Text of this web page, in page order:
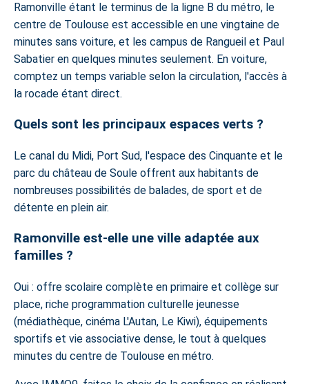
Ramonville étant le terminus de la ligne B du métro, le
centre de Toulouse est accessible en une vingtaine de
minutes sans voiture, et les campus de Rangueil et Paul
Sabatier en quelques minutes seulement. En voiture,
comptez un temps variable selon la circulation, l'accès à
la rocade étant direct.
Quels sont les principaux espaces verts ?
Le canal du Midi, Port Sud, l'espace des Cinquante et le
parc du château de Soule offrent aux habitants de
nombreuses possibilités de balades, de sport et de
détente en plein air.
Ramonville est-elle une ville adaptée aux
familles ?
Oui : offre scolaire complète en primaire et collège sur
place, riche programmation culturelle jeunesse
(médiathèque, cinéma L'Autan, Le Kiwi), équipements
sportifs et vie associative dense, le tout à quelques
minutes du centre de Toulouse en métro.